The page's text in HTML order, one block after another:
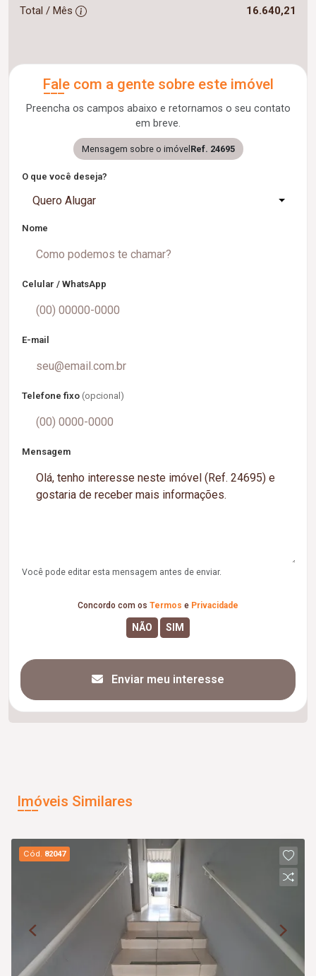
Total / Mês 16.640,21
Fale com a gente sobre este imóvel
Preencha os campos abaixo e retornamos o seu contato
em breve.
Mensagem sobre o imóvelRef. 24695
O que você deseja?
Quero Alugar
Nome
Celular / WhatsApp
E-mail
Telefone fixo (opcional)
Mensagem
Você pode editar esta mensagem antes de enviar.
Concordo com os Termos e Privacidade
Enviar meu interesse
Imóveis Similares
Cód. 82047